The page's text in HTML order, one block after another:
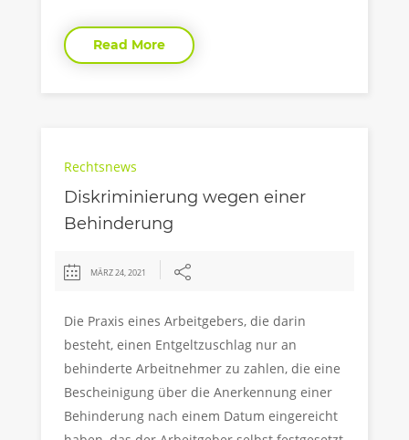
Read More
Rechtsnews
Diskriminierung wegen einer
Behinderung
MÄRZ 24, 2021
Die Praxis eines Arbeitgebers, die darin
besteht, einen Entgeltzuschlag nur an
behinderte Arbeitnehmer zu zahlen, die eine
Bescheinigung über die Anerkennung einer
Behinderung nach einem Datum eingereicht